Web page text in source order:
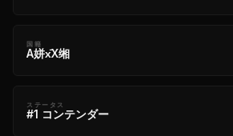
国籍
А姘х̄Х缃
ステータス
#1 コンテンダー